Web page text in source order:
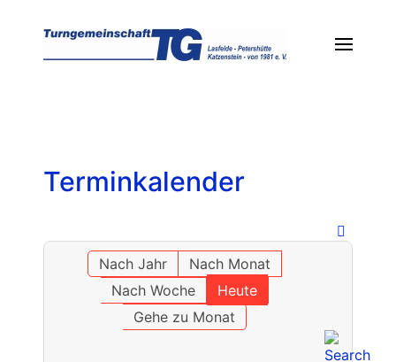
Terminkalender
Nach Jahr
Nach Monat
Nach Woche
Heute
Gehe zu Monat